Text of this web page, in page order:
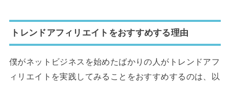
トレンドアフィリエイトをおすすめする理由
僕がネットビジネスを始めたばかりの人がトレンドアフ
ィリエイトを実践してみることをおすすめするのは、以